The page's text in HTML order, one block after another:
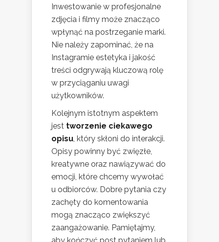
Inwestowanie w profesjonalne
zdjęcia i filmy może znacząco
wpłynąć na postrzeganie marki.
Nie należy zapominać, że na
Instagramie estetyka i jakość
treści odgrywają kluczową rolę
w przyciąganiu uwagi
użytkowników.
Kolejnym istotnym aspektem
jest tworzenie ciekawego
opisu, który skłoni do interakcji.
Opisy powinny być zwięzłe,
kreatywne oraz nawiązywać do
emocji, które chcemy wywołać
u odbiorców. Dobre pytania czy
zachęty do komentowania
mogą znacząco zwiększyć
zaangażowanie. Pamiętajmy,